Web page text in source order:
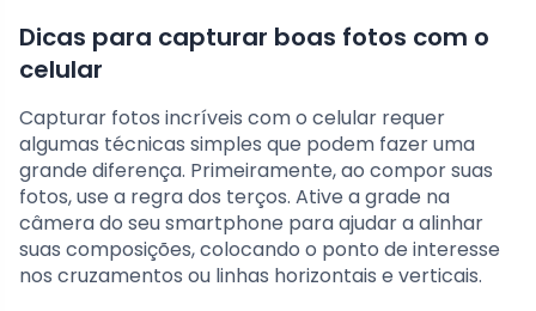
Dicas para capturar boas fotos com o
celular
Capturar fotos incríveis com o celular requer
algumas técnicas simples que podem fazer uma
grande diferença. Primeiramente, ao compor suas
fotos, use a regra dos terços. Ative a grade na
câmera do seu smartphone para ajudar a alinhar
suas composições, colocando o ponto de interesse
nos cruzamentos ou linhas horizontais e verticais.